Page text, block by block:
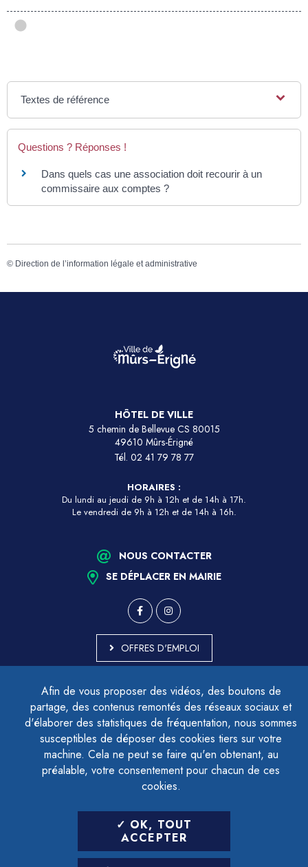
Afin de vous proposer des vidéos, des boutons de
partage, des contenus remontés des réseaux sociaux et
d'élaborer des statistiques de fréquentation, nous sommes
susceptibles de déposer des cookies tiers sur votre
machine. Cela ne peut se faire qu'en obtenant, au
préalable, votre consentement pour chacun de ces
cookies.
OK, TOUT
ACCEPTER
Textes de référence
Questions ? Réponses !
Dans quels cas une association doit recourir à un
commissaire aux comptes ?
© Direction de l’information légale et administrative
HÔTEL DE VILLE
5 chemin de Bellevue CS 80015
49610 Mûrs-Érigné
Tél. 02 41 79 78 77
HORAIRES :
Du lundi au jeudi de 9h à 12h et de 14h à 17h.
Le vendredi de 9h à 12h et de 14h à 16h.
NOUS CONTACTER
SE DÉPLACER EN MAIRIE
OFFRES D'EMPLOI
ACCESSIBILITÉ - PARTIELLEMENT CONFORME
PLAN DU SITE
MENTIONS LÉGALES
CONTACTER LE DÉLÉGUÉ À LA PROTECTION DES DONNÉES
GESTION DES COOKIES
LETTRE D'INFORMATION
SAISIR VOTRE ADRESSE E-MAIL
POUR VOUS INSCRIRE :